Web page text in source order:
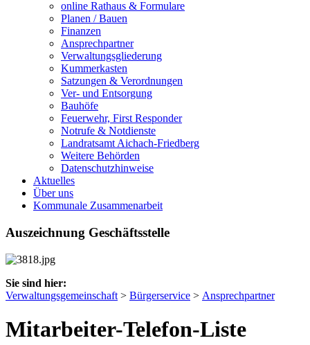
online Rathaus & Formulare
Planen / Bauen
Finanzen
Ansprechpartner
Verwaltungsgliederung
Kummerkasten
Satzungen & Verordnungen
Ver- und Entsorgung
Bauhöfe
Feuerwehr, First Responder
Notrufe & Notdienste
Landratsamt Aichach-Friedberg
Weitere Behörden
Datenschutzhinweise
Aktuelles
Über uns
Kommunale Zusammenarbeit
Auszeichnung Geschäftsstelle
Sie sind hier:
Verwaltungsgemeinschaft > Bürgerservice > Ansprechpartner
Mitarbeiter-Telefon-Liste